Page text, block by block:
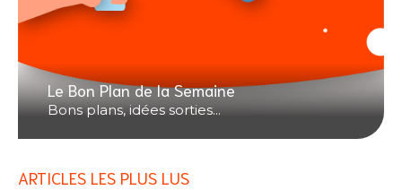
Le Bon Plan de la Semaine
Bons plans, idées sorties...
ARTICLES LES PLUS LUS